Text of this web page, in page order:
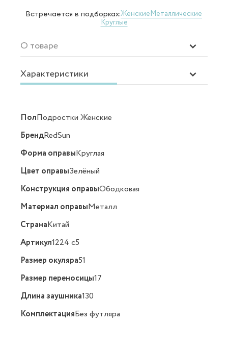
Встречается в подборках:ЖенскиеМеталлические
Круглые
О товаре
Характеристики
ПолПодростки Женские
БрендRedSun
Форма оправыКруглая
Цвет оправыЗелёный
Конструкция оправыОбодковая
Материал оправыМеталл
СтранаКитай
Артикул1224 с5
Размер окуляра51
Размер переносицы17
Длина заушника130
КомплектацияБез футляра